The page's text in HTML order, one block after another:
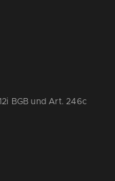
BGB und Art. 246c